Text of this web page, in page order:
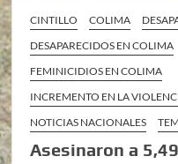
CINTILLO COLIMA
DESAPARECIDOS EN COLIMA
FEMINICIDIOS EN COLIMA
INCREMENTO EN LA
NOTICIAS NACIONALES
Asesinaron a